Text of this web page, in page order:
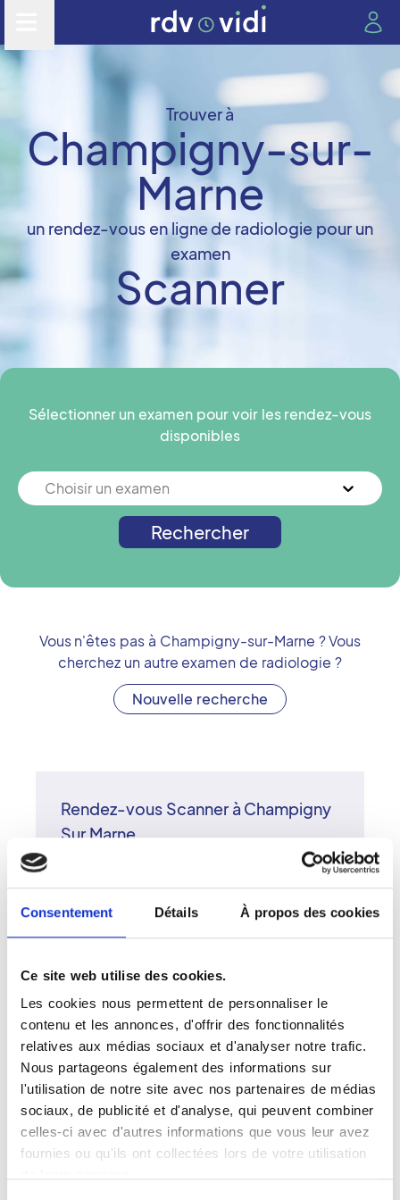
Consentement Détails À propos des cookies
Ce site web utilise des cookies.
Les cookies nous permettent de personnaliser le
contenu et les annonces, d'offrir des fonctionnalités
relatives aux médias sociaux et d'analyser notre trafic.
Nous partageons également des informations sur
l'utilisation de notre site avec nos partenaires de médias
sociaux, de publicité et d'analyse, qui peuvent combiner
celles-ci avec d'autres informations que vous leur avez
fournies ou qu'ils ont collectées lors de votre utilisation
Trouver à
Champigny-sur-
Marne
un rendez-vous en ligne de radiologie pour un
examen
Scanner
Sélectionner un examen pour voir les rendez-vous
disponibles
Choisir un examen
Rechercher
Vous n'êtes pas à Champigny-sur-Marne ? Vous
cherchez un autre examen de radiologie ?
Nouvelle recherche
Rendez-vous Scanner à Champigny
Sur Marne
Pour votre scanner à Champigny-sur-
Marne, le réseau Vidi met à votre
disposition un centre d'imagerie
équipe réalisent vos examens avec
rigueur et attention. Le scanner multi-
coupes du centre assure une imagerie
précise, indispensable à un diagnostic
fiable. Le réseau Vidi s'appuie sur des
valeurs fortes : excellence, proximité et
humanité. À Champigny-sur-Marne,
chaque patient bénéficie d'une prise en
charge soignée et d'un